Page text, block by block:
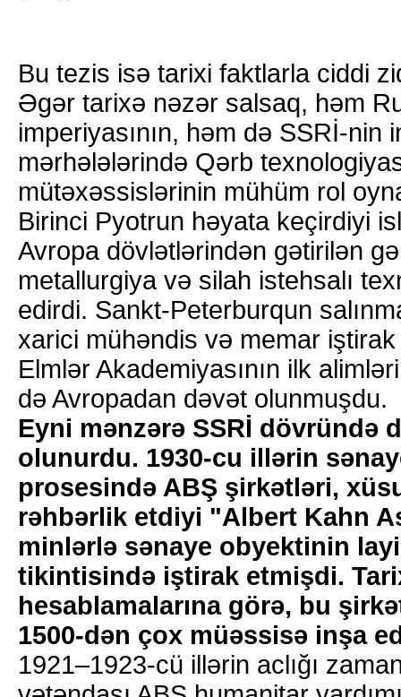
Bu tezis isə tarixi faktlarla ciddi
Əgər tarixə nəzər salsaq, həm
imperiyasının, həm də SSRİ-nin
mərhələlərində Qərb
mütəxəssislərinin mühüm rol
Birinci Pyotrun həyata keçirdiyi
Avropa dövlətlərindən gətirilən
metallurgiya və silah istehsalı
edirdi. Sankt-Peterburqun
xarici mühəndis və memar
Elmlər Akademiyasının ilk
də Avropadan dəvət olunmuşdu.
Eyni mənzərə SSRİ dövründə
olunurdu. 1930-cu illərin
prosesində ABŞ şirkətləri,
rəhbərlik etdiyi "Albert Kahn
minlərlə sənaye obyektinin
tikintisində iştirak etmişdi.
hesablamalarına görə, bu
1500-dən çox müəssisə inşa
1921–1923-cü illərin aclığı